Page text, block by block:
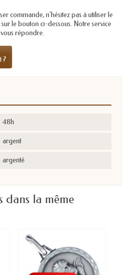
commande, n'hésitez pas à utiliser le
le bouton ci-dessous. Notre service
répondre.
?
48h
argent
argenté
dans la même